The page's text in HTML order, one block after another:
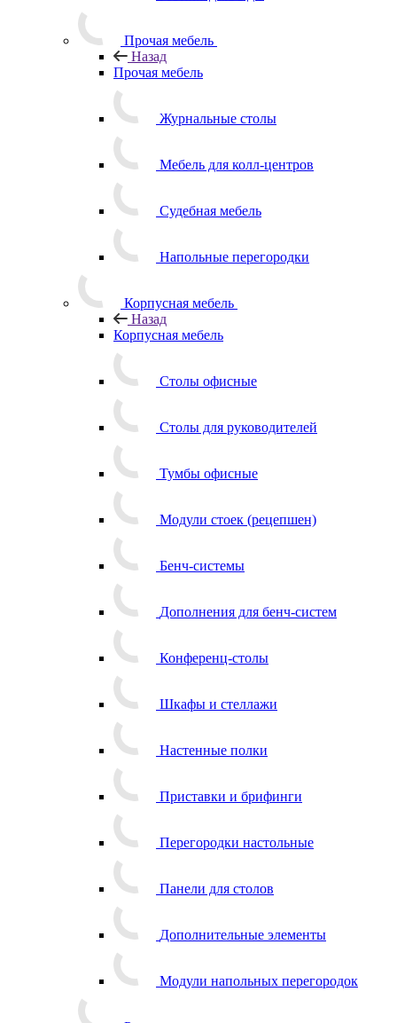
Прочая мебель
Назад
Прочая мебель
Журнальные столы
Мебель для колл-центров
Судебная мебель
Напольные перегородки
Корпусная мебель
Назад
Корпусная мебель
Столы офисные
Столы для руководителей
Тумбы офисные
Модули стоек (рецепшен)
Бенч-системы
Дополнения для бенч-систем
Конференц-столы
Шкафы и стеллажи
Настенные полки
Приставки и брифинги
Перегородки настольные
Панели для столов
Дополнительные элементы
Модули напольных перегородок